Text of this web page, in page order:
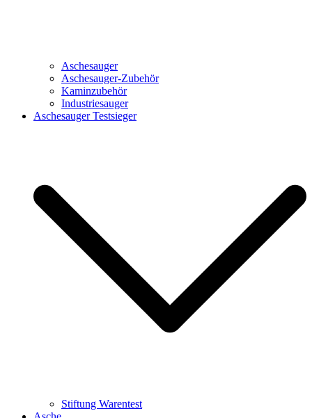
Aschesauger
Aschesauger-Zubehör
Kaminzubehör
Industriesauger
Aschesauger Testsieger
Stiftung Warentest